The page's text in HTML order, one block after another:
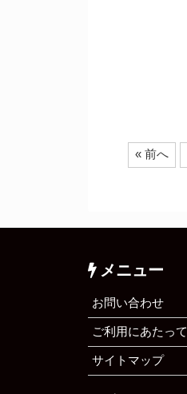
« 前へ
メニュー
お問い合わせ
ご利用にあたって
サイトマップ